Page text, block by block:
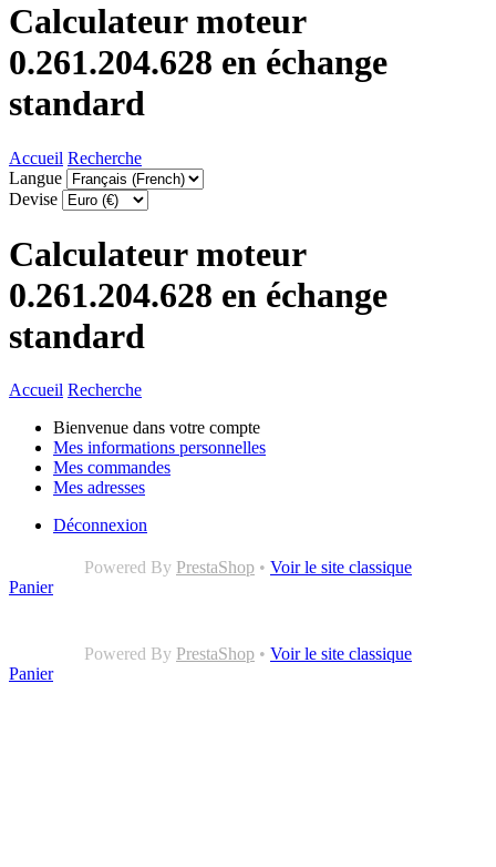
Calculateur moteur
0.261.204.628 en échange
standard
Accueil Recherche
Langue
Devise
Calculateur moteur
0.261.204.628 en échange
standard
Accueil Recherche
Bienvenue dans votre compte
Mes informations personnelles
Mes commandes
Mes adresses
Déconnexion
Powered By PrestaShop • Voir le site classique
Panier
Powered By PrestaShop • Voir le site classique
Panier